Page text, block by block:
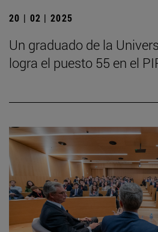
20 | 02 | 2025
Un graduado de la
logra el puesto 55 en el